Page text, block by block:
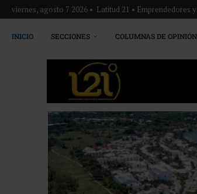
viernes, agosto 7 2026 • Latitud 21 • Emprendedores
INICIO SECCIONES COLUMNAS DE OPINIÓN